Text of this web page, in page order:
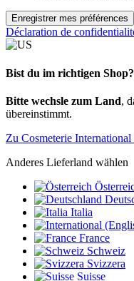
Enregistrer mes préférences
Déclaration de
Bist du im richtigen Shop?
Bitte wechsle zum Land,
übereinstimmt.
Zu Cosmeterie
Anderes Lieferland wählen
Italia
France
Schweiz
Svizzera
Suisse